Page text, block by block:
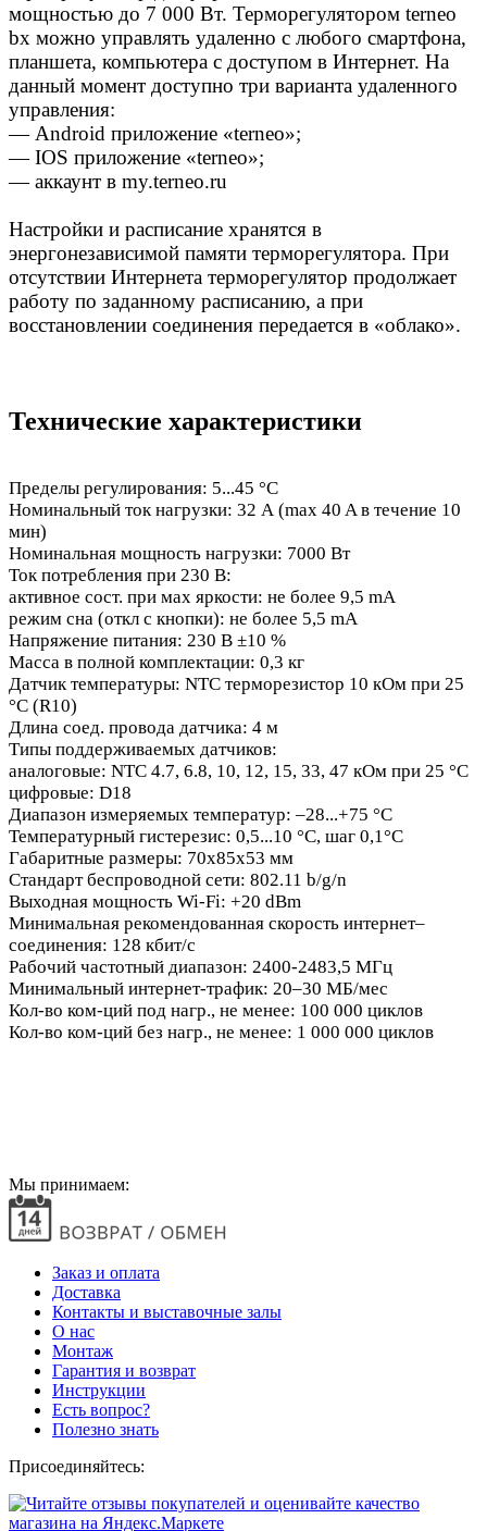
мощностью до 7 000 Вт. Терморегулятором terneo
bx можно управлять удаленно с любого смартфона,
планшета, компьютера с доступом в Интернет. На
данный момент доступно три варианта удаленного
управления:
— Android приложение «terneo»;
— IOS приложение «terneo»;
— аккаунт в my.terneo.ru
Настройки и расписание хранятся в
энергонезависимой памяти терморегулятора. При
отсутствии Интернета терморегулятор продолжает
работу по заданному расписанию, а при
восстановлении соединения передается в «облако».
Технические характеристики
Пределы регулирования: 5...45 °С
Номинальный ток нагрузки: 32 А (max 40 A в течение 10
мин)
Номинальная мощность нагрузки: 7000 Вт
Ток потребления при 230 В:
активное сост. при мах яркости: не более 9,5 mA
режим сна (откл с кнопки): не более 5,5 mA
Напряжение питания: 230 В ±10 %
Масса в полной комплектации: 0,3 кг
Датчик температуры: NTC терморезистор 10 кОм при 25
°С (R10)
Длина соед. провода датчика: 4 м
Типы поддерживаемых датчиков:
аналоговые: NTC 4.7, 6.8, 10, 12, 15, 33, 47 кОм при 25 °C
цифровые: D18
Диапазон измеряемых температур: –28...+75 °С
Температурный гистерезис: 0,5...10 °С, шаг 0,1°С
Габаритные размеры: 70х85х53 мм
Стандарт беспроводной сети: 802.11 b/g/n
Выходная мощность Wi-Fi: +20 dBm
Минимальная рекомендованная скорость интернет–
соединения: 128 кбит/с
Рабочий частотный диапазон: 2400-2483,5 МГц
Минимальный интернет-трафик: 20–30 МБ/мес
Кол-во ком-ций под нагр., не менее: 100 000 циклов
Кол-во ком-ций без нагр., не менее: 1 000 000 циклов
Мы принимаем:
Заказ и оплата
Доставка
Контакты и выставочные залы
О нас
Монтаж
Гарантия и возврат
Инструкции
Есть вопрос?
Полезно знать
Присоединяйтесь: